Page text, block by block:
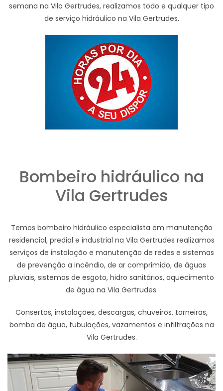
semana na Vila Gertrudes, realizamos todo e qualquer tipo
de serviço hidráulico na Vila Gertrudes.
Bombeiro hidráulico na
Vila Gertrudes
Temos bombeiro hidráulico especialista em manutenção
residencial, predial e industrial na Vila Gertrudes realizamos
serviços de instalação e manutenção de redes e sistemas
de prevenção a incêndio, de ar comprimido, de águas
pluviais, sistemas de esgoto, hidro sanitários, aquecimento
de água na Vila Gertrudes.
Consertos, instalações, descargas, chuveiros, torneiras,
bomba de água, tubulações, vazamentos e infiltrações na
Vila Gertrudes.